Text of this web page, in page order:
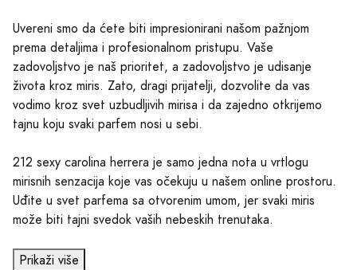
Uvereni smo da ćete biti impresionirani našom pažnjom
prema detaljima i profesionalnom pristupu. Vaše
zadovoljstvo je naš prioritet, a zadovoljstvo je udisanje
života kroz miris. Zato, dragi prijatelji, dozvolite da vas
vodimo kroz svet uzbudljivih mirisa i da zajedno otkrijemo
tajnu koju svaki parfem nosi u sebi.
212 sexy carolina herrera je samo jedna nota u vrtlogu
mirisnih senzacija koje vas očekuju u našem online prostoru.
Uđite u svet parfema sa otvorenim umom, jer svaki miris
može biti tajni svedok vaših nebeskih trenutaka.
Prikaži više